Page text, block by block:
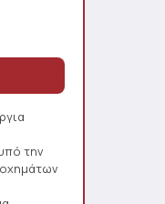
την